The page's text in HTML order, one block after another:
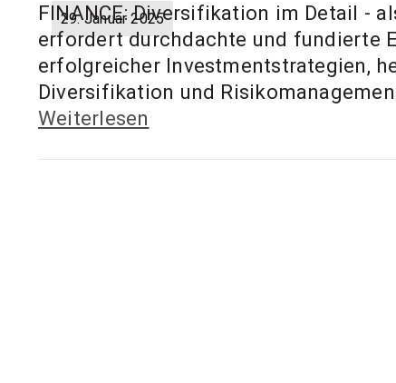
29. Januar 2025
FINANCE: Diversifikation im Detail -
erfordert durchdachte und fundierte
erfolgreicher Investmentstrategien,
Diversifikation und
Weiterlesen